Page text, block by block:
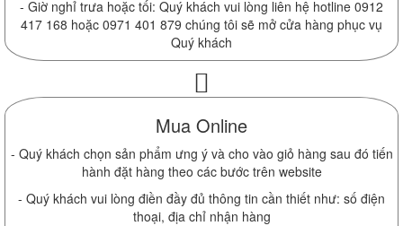
- Giờ nghỉ trưa hoặc tối: Quý khách vui lòng liên hệ hotline 0912
417 168 hoặc 0971 401 879 chúng tôi sẽ mở cửa hàng phục vụ
Quý khách
Mua Online
- Quý khách chọn sản phẩm ưng ý và cho vào giỏ hàng sau đó tiến
hành đặt hàng theo các bước trên website
- Quý khách vui lòng điền đầy đủ thông tin cần thiết như: số điện
thoại, địa chỉ nhận hàng